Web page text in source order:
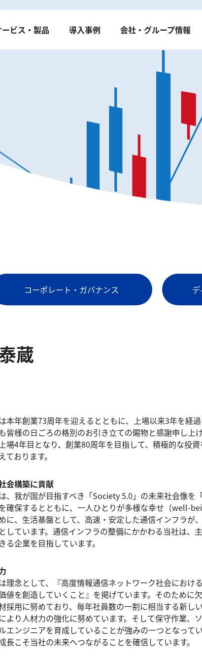
ービス・製品 導入事例 会社・グループ情報
コーポレート・ガバナンス
蔵
本年創業73周年を迎えるとともに、上場以来3年を経過
皆様の日ごろの格別のお引き立ての賜物と感謝申し上げ
場4年目となり、創業80周年を目指して、積極的な投
ております。
会構築に貢献
、我が国が目指すべき「Society 5.0」の未来社会像を
確保するとともに、一人ひとりが多様な幸せ（well-
に、生活基盤として、高速・安定した通信インフラが
しています。通信インフラの整備にかかわる当社は、
る企業を目指しています。
理念として、『高度情報通信ネットワーク社会におけ
値を創造していくこと』を掲げています。そのために
採用に努めており、毎年社員数の一割に相当する新し
より人材力の強化に努めています。そして保守作業、
エンジニアを育成していることが強みの一つとなって
長こそ当社の未来へつながることを確信しています。